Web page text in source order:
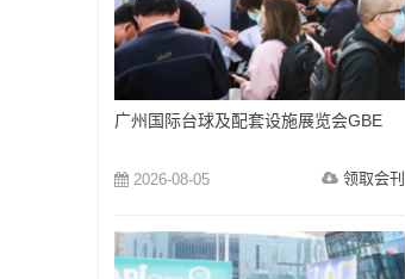
广州国际台球及配套设施展览会GBE
2026-08-05 领取会刊